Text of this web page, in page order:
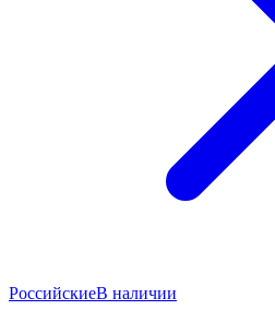
РоссийскиеВ наличии